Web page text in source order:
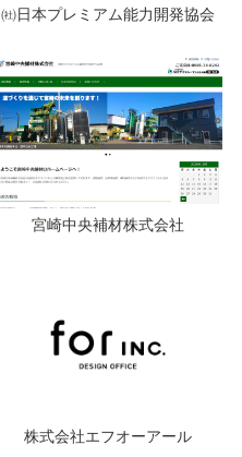
㈳日本プレミアム能力開発協会
宮崎中央補材株式会社
株式会社エフオーアール